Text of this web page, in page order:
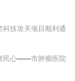
技攻关项目顺利通
民心——市肿瘤医院